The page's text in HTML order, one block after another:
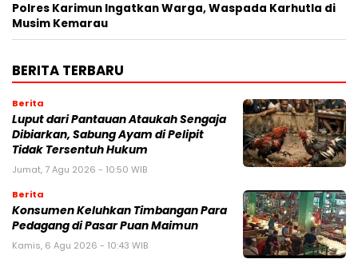
Polres Karimun Ingatkan Warga, Waspada Karhutla di
Musim Kemarau
BERITA TERBARU
Berita
Luput dari Pantauan Ataukah Sengaja
Dibiarkan, Sabung Ayam di Pelipit
Tidak Tersentuh Hukum
Jumat, 7 Agu 2026 - 10:50 WIB
Berita
Konsumen Keluhkan Timbangan Para
Pedagang di Pasar Puan Maimun
Kamis, 6 Agu 2026 - 10:43 WIB